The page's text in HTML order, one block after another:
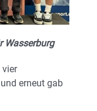
Wasserburg
vier
erneut gab